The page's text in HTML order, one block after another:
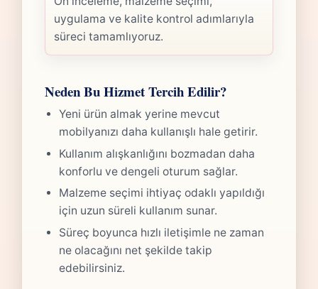
uygulama ve kalite kontrol adımlarıyla
süreci tamamlıyoruz.
Neden Bu Hizmet Tercih Edilir?
Yeni ürün almak yerine mevcut
mobilyanızı daha kullanışlı hale getirir.
Kullanım alışkanlığını bozmadan daha
konforlu ve dengeli oturum sağlar.
Malzeme seçimi ihtiyaç odaklı yapıldığı
için uzun süreli kullanım sunar.
Süreç boyunca hızlı iletişimle ne zaman
ne olacağını net şekilde takip
edebilirsiniz.